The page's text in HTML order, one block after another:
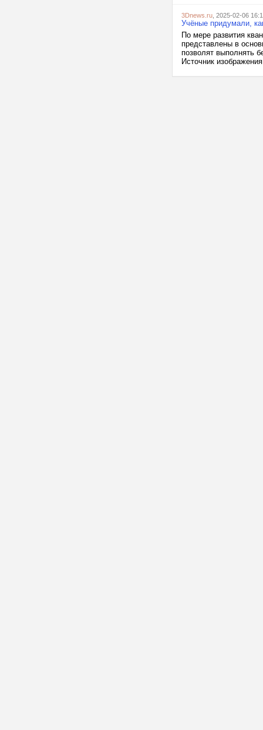
3Dnews.ru , 2025-02-06
Учёные придумали,
По мере развития
представлены в
позволят выполнять
Источник